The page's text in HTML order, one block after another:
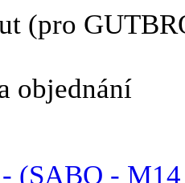
(pro
objednání
(SABO -